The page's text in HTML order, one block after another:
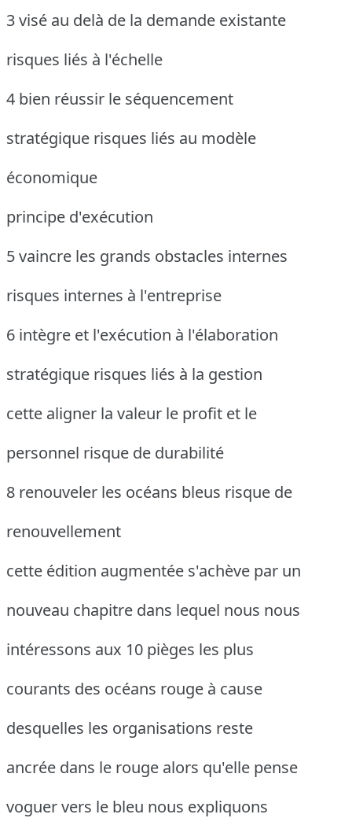
3 visé au delà de la demande existante
risques liés à l'échelle
4 bien réussir le séquencement
stratégique risques liés au modèle
économique
principe d'exécution
5 vaincre les grands obstacles internes
risques internes à l'entreprise
6 intègre et l'exécution à l'élaboration
stratégique risques liés à la gestion
cette aligner la valeur le profit et le
personnel risque de durabilité
8 renouveler les océans bleus risque de
renouvellement
cette édition augmentée s'achève par un
nouveau chapitre dans lequel nous nous
intéressons aux 10 pièges les plus
courants des océans rouge à cause
desquelles les organisations reste
ancrée dans le rouge alors qu'elle pense
voguer vers le bleu nous expliquons